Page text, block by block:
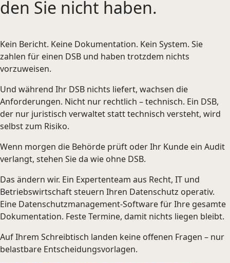
den Sie nicht haben.
Kein Bericht. Keine Dokumentation. Kein System. Sie
zahlen für einen DSB und haben trotzdem nichts
vorzuweisen.
Und während Ihr DSB nichts liefert, wachsen die
Anforderungen. Nicht nur rechtlich – technisch. Ein DSB,
der nur juristisch verwaltet statt technisch versteht, wird
selbst zum Risiko.
Wenn morgen die Behörde prüft oder Ihr Kunde ein Audit
verlangt, stehen Sie da wie ohne DSB.
Das ändern wir. Ein Expertenteam aus Recht, IT und
Betriebswirtschaft steuern Ihren Datenschutz operativ.
Eine Datenschutzmanagement-Software für Ihre gesamte
Dokumentation. Feste Termine, damit nichts liegen bleibt.
Auf Ihrem Schreibtisch landen keine offenen Fragen – nur
belastbare Entscheidungsvorlagen.